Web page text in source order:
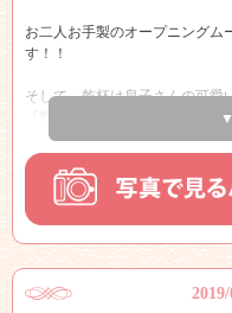
お二人お手製のオープニングム
す！！
そして、乾杯は息子さんの可愛
会場は一気に笑顔でいっぱいに
ゲストの方を想って沢山のおも
のゲストの皆さまはとてもうれ
こういうおもてなしの心、素敵